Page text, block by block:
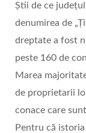
Știi de ce
denumirea de
dreptate a fost
peste 160 de
Marea
de proprietarii
conace care
Pentru că